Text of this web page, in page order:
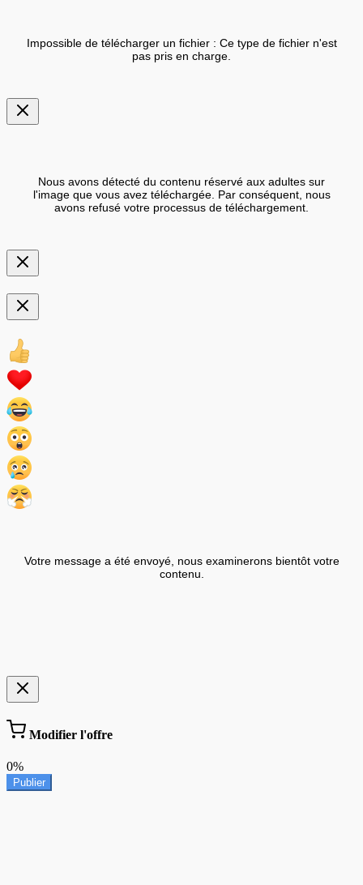
Impossible de télécharger un fichier : Ce type de fichier n'est
pas pris en charge.
Nous avons détecté du contenu réservé aux adultes sur
l'image que vous avez téléchargée. Par conséquent, nous
avons refusé votre processus de téléchargement.
Votre message a été envoyé, nous examinerons bientôt votre
contenu.
Modifier l'offre
0%
Publier